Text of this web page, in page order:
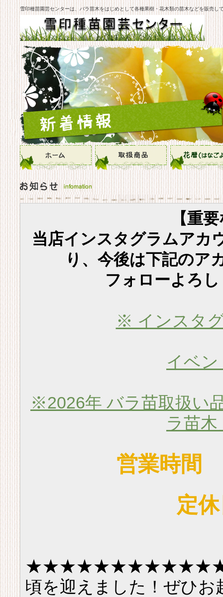
雪印種苗園芸センターは、バラ苗木をはじめとして各種果樹・花木類の苗木などを販売し
【重
当店インスタグラムアカ
り、今後は下記のア
フォローよろ
※ インスタ
イベ
※2026年 バラ苗取扱い
ラ苗
営業時間
定
頃を迎えました！ぜひお